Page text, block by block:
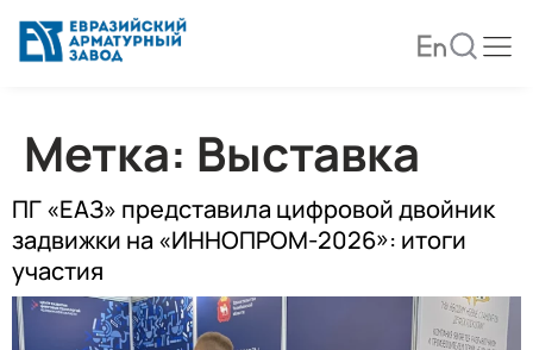
Метка: Выставка
ПГ «ЕАЗ» представила цифровой двойник
задвижки на «ИННОПРОМ-2026»: итоги
участия